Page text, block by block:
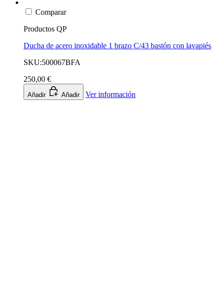
Comparar
Productos QP
Ducha de acero inoxidable 1 brazo C/43 bastón con lavapiés
SKU:500067BFA
250,00 €
Añadir Añadir Ver información